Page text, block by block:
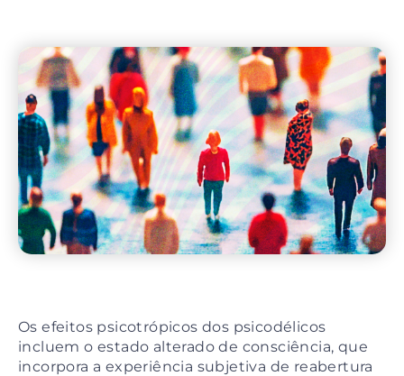
Os efeitos psicotrópicos dos psicodélicos
incluem o estado alterado de consciência, que
incorpora a experiência subjetiva de reabertura